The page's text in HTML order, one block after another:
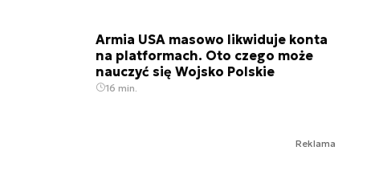
Armia USA masowo likwiduje konta
na platformach. Oto czego może
nauczyć się Wojsko Polskie
16 min.
Reklama